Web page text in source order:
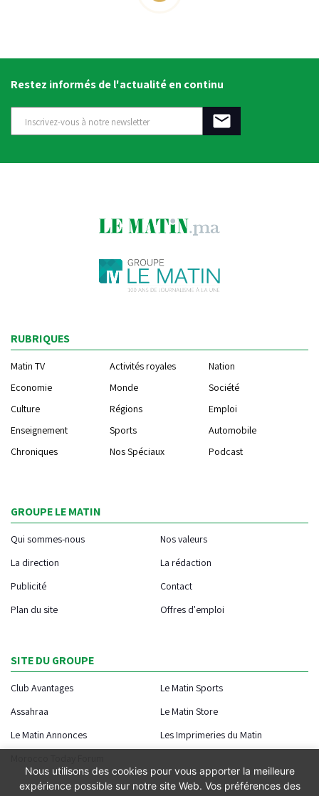
Restez informés de l'actualité en continu
RUBRIQUES
Matin TV Activités royales
Nation
Economie
Monde
Société
Culture
Régions
Emploi
Enseignement
Sports
Automobile
Chroniques
Nos Spéciaux Podcast
GROUPE LE MATIN
Qui sommes-nous
Nos valeurs
La direction
La rédaction
Publicité
Contact
Plan du site
Offres d'emploi
SITE DU GROUPE
Club Avantages
Le Matin Sports
Assahraa
Le Matin Store
Le Matin Annonces
Les Imprimeries du Matin
Nous utilisons des cookies pour vous apporter la meilleure
expérience possible sur notre site Web. Vos préférences des